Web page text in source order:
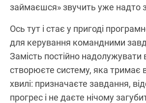
займаєшся» звучить уже надто
Ось тут і стає у пригоді
для керування командними
Замість постійно надолужувати
створюєте систему, яка тримає
хвилі: призначаєте завдання,
прогрес і не даєте нічому